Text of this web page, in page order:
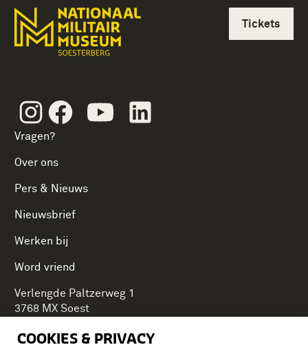
COOKIES & PRIVACY
InstagramFacebookYoutube
Vragen?
Over ons
Pers & Nieuws
Nieuwsbrief
Werken bij
Word vriend
Tickets
Verlengde Paltzerweg 1
3768 MX Soest